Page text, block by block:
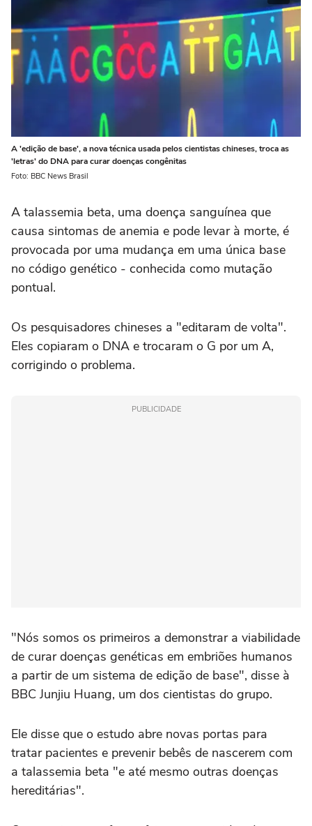
A 'edição de base', a nova técnica usada pelos cientistas chineses, troca as
'letras' do DNA para curar doenças congênitas
Foto: BBC News Brasil
A talassemia beta, uma doença sanguínea que
causa sintomas de anemia e pode levar à morte, é
provocada por uma mudança em uma única base
no código genético - conhecida como mutação
pontual.
Os pesquisadores chineses a "editaram de volta".
Eles copiaram o DNA e trocaram o G por um A,
corrigindo o problema.
PUBLICIDADE
"Nós somos os primeiros a demonstrar a viabilidade
de curar doenças genéticas em embriões humanos
a partir de um sistema de edição de base", disse à
BBC Junjiu Huang, um dos cientistas do grupo.
Ele disse que o estudo abre novas portas para
tratar pacientes e prevenir bebês de nascerem com
a talassemia beta "e até mesmo outras doenças
hereditárias".